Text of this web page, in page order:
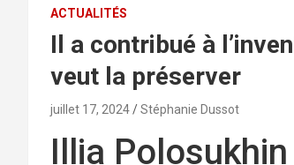
ACTUALITÉS
Il a contribué à
veut la préserver
juillet 17, 2024 Stéphanie Dussot
Illia